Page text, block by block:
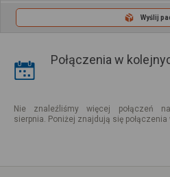
Wyślij
Połączenia w
Nie znaleźliśmy więcej
sierpnia. Poniżej znajdują się